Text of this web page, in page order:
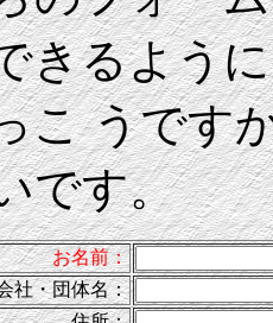
きるよう
こ うです
です。
お名前：
社・団体名：